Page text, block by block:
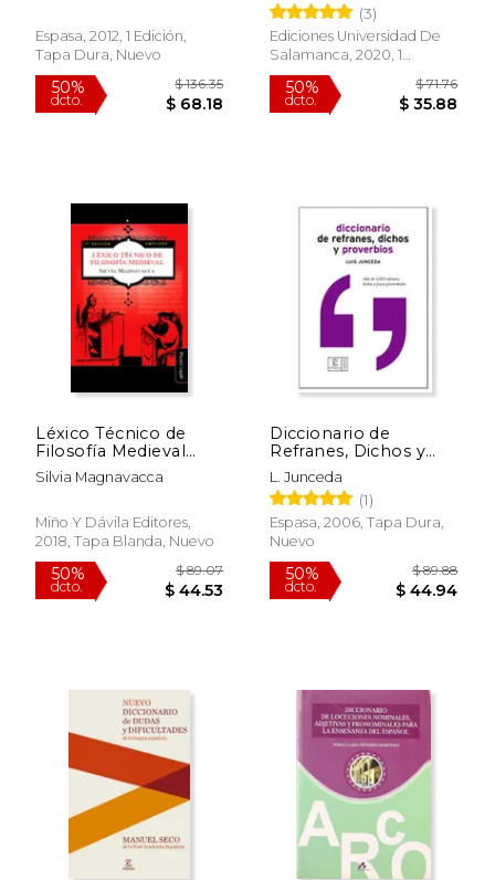
Espasa, 2012, 1 Edición,
Tapa Dura, Nuevo
dcto.
(3)
Ediciones Universidad De
Salamanca, 2020, 1
Edición, Tapa Blanda,
Nuevo
50%
dcto.
Léxico Técnico de
Filosofía Medieval
(Segunda Edición
Ampliada) (Ideas en
Antigua~Moderna)
Silvia Magnavacca
Miño Y Dávila Editores,
2018, Tapa Blanda, Nuevo
Diccionario de
Refranes, Dichos y
Proverbios
L. Junceda
(1)
Espasa, 2006, Tapa Dura,
Nuevo